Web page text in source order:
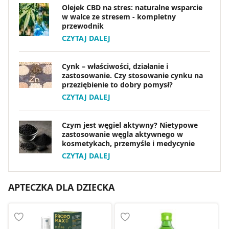
Olejek CBD na stres: naturalne wsparcie
w walce ze stresem - kompletny
przewodnik
CZYTAJ DALEJ
Cynk – właściwości, działanie i
zastosowanie. Czy stosowanie cynku na
przeziębienie to dobry pomysł?
CZYTAJ DALEJ
Czym jest węgiel aktywny? Nietypowe
zastosowanie węgla aktywnego w
kosmetykach, przemyśle i medycynie
CZYTAJ DALEJ
APTECZKA DLA DZIECKA